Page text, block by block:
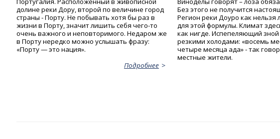
долине реки Дору, второй по величине город
страны - Порту. Не побывать хотя бы раз в
жизни в Порту, значит лишить себя чего-то
очень важного и неповторимого. Недаром же
в Порту нередко можно услышать фразу:
«Порту — это нация».
Подробнее
Без этого не получится
Регион реки Доуро как нельзя
для этой формулы. Климат
как нигде. Испепеляющий зной
резкими холодами: «восемь
четыре месяца ада» - так
местные жители.